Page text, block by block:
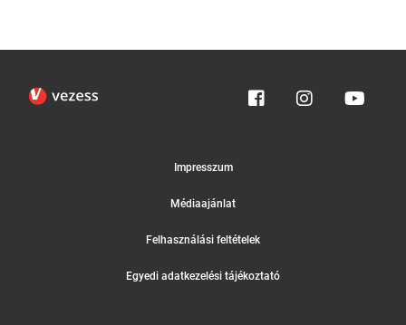
Impresszum
Médiaajánlat
Felhasználási feltételek
Egyedi adatkezelési tájékoztató